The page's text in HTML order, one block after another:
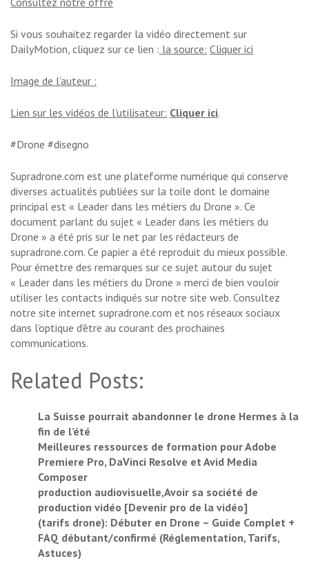
Si vous souhaitez regarder la vidéo directement sur
DailyMotion, cliquez sur ce lien : la source: Cliquer ici
Image de l’auteur :
Lien sur les vidéos de l’utilisateur: Cliquer ici.
#Drone #disegno
Supradrone.com est une plateforme numérique qui conserve
diverses actualités publiées sur la toile dont le domaine
principal est « Leader dans les métiers du Drone ». Ce
document parlant du sujet « Leader dans les métiers du
Drone » a été pris sur le net par les rédacteurs de
supradrone.com. Ce papier a été reproduit du mieux possible.
Pour émettre des remarques sur ce sujet autour du sujet
« Leader dans les métiers du Drone » merci de bien vouloir
utiliser les contacts indiqués sur notre site web. Consultez
notre site internet supradrone.com et nos réseaux sociaux
dans l’optique d’être au courant des prochaines
communications.
Related Posts:
La Suisse pourrait abandonner le drone Hermes à la
fin de l’été
Meilleures ressources de formation pour Adobe
Premiere Pro, DaVinci Resolve et Avid Media
Composer
production audiovisuelle,Avoir sa société de
production vidéo [Devenir pro de la vidéo]
(tarifs drone): Débuter en Drone – Guide Complet +
FAQ débutant/confirmé (Réglementation, Tarifs,
Astuces)